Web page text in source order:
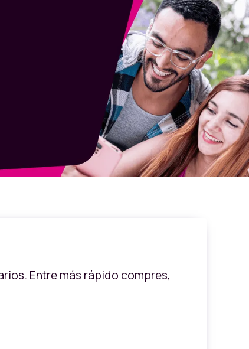
Entre más rápido compres,